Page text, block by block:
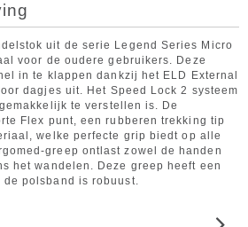
uit de serie Legend Series Micro
voor de oudere gebruikers. Deze
in te klappen dankzij het ELD External
dagjes uit. Het Speed Lock 2 systeem
te verstellen is. De
Flex punt, een rubberen trekking tip
welke perfecte grip biedt op alle
greep ontlast zowel de handen
het wandelen. Deze greep heeft een
polsband is robuust.